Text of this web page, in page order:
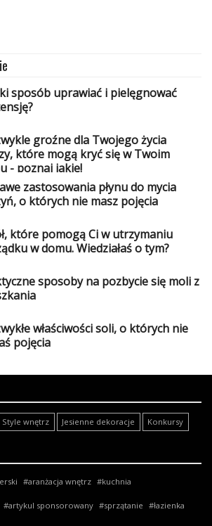
sposób uprawiać i pielęgnować
groźne dla Twojego życia
które mogą kryć się w Twoim
- poznaj jakie!
zastosowania płynu do mycia
o których nie masz pojęcia
które pomogą Ci w utrzymaniu
w domu. Wiedziałaś o tym?
sposoby na pozbycie się moli z
właściwości soli, o których nie
pojęcia
Style wnętrz Jesienne dekoracje Konkursy
aranżacja wnętrz kuchnia
artykul sponsorowany sprzątanie łazienka